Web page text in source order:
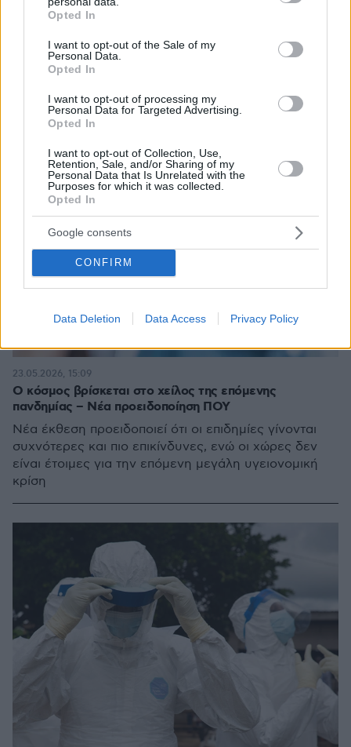
grant or deny consent to Google and its third-party tags to
use your data for below specified purposes in below Google
consent section.
Opted In
I want to opt-out of the Sale of my
Personal Data.
Opted In
I want to opt-out of processing my
Personal Data for Targeted Advertising.
Opted In
I want to opt-out of Collection, Use,
Retention, Sale, and/or Sharing of my
Personal Data that Is Unrelated with the
Purposes for which it was collected.
Opted In
Google consents
CONFIRM
Data Deletion Data Access Privacy Policy
Ο κόσμος βρίσκεται στο χείλος της επόμενης
πανδημίας – Νέα προειδοποίηση ΠΟΥ
Νέα έκθεση προειδοποιεί ότι οι επιδημίες γίνονται
συχνότερες και πιο επικίνδυνες, ενώ οι χώρες δεν
είναι έτοιμες για την επόμενη μεγάλη υγειονομική
κρίση
23.05.2026, 15:09